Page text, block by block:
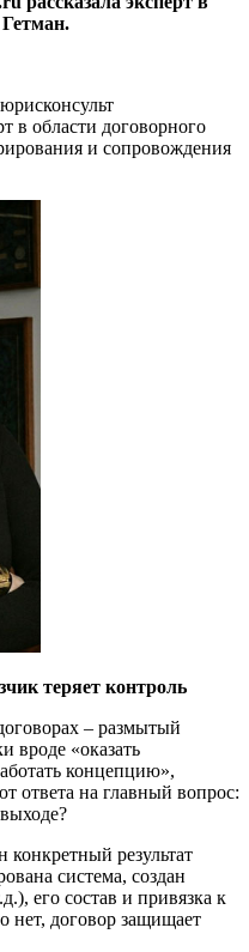
в области договорного
и сопровождения
теряет контроль
– размытый
вроде «оказать
концепцию»,
ответа на главный вопрос:
результат
система, создан
его состав и привязка к
нет, договор защищает